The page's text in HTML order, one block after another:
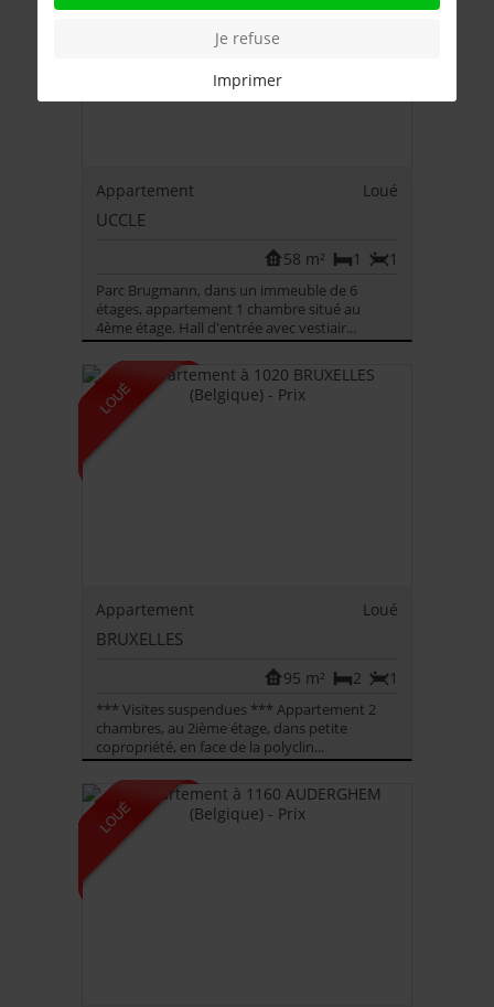
Appartement Loué
UCCLE
1
1
58 m²
Parc Brugmann, dans un immeuble de 6
étages, appartement 1 chambre situé au
4ème étage. Hall d'entrée avec vestiair...
Appartement Loué
BRUXELLES
1
2
95 m²
*** Visites suspendues *** Appartement 2
chambres, au 2ième étage, dans petite
copropriété, en face de la polyclin...
Je refuse
Imprimer